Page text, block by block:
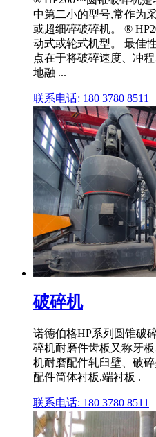
中第二小的型号,常作为
或超细碎破碎机。 ®
动式或轮式机型。 最佳
点在于将破碎速度、冲
地融 ...
联系电话: 180 3780 8511
破碎机
诺德伯格HP系列圆锥破
碎机耐磨件齿板又称牙
机耐磨配件轧臼壁、破
配件筒体衬板,端衬板 .
联系电话: 180 3780 8511